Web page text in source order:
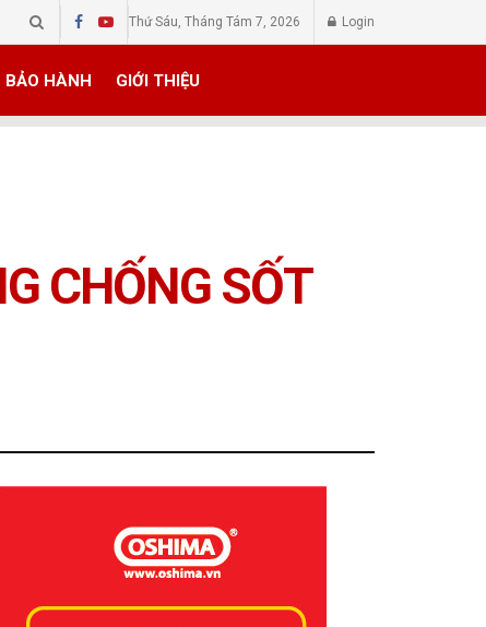
Thứ Sáu, Tháng Tám 7, 2026 Login
BẢO HÀNH GIỚI THIỆU
CHỐNG SỐT